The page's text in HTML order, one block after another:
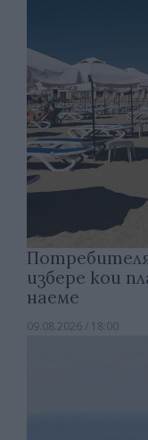
избере кои
наеме
09.08.2026 / 18:00